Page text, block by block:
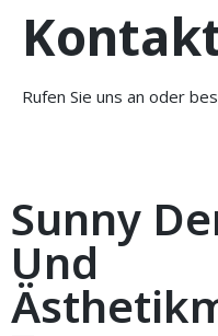
Rufen Sie uns an oder
Sunny
Und